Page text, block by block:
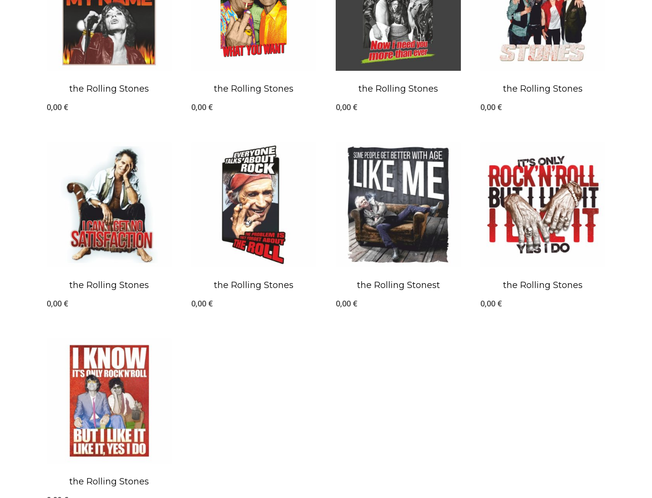
the Rolling Stones
0,00 €
the Rolling Stones
0,00 €
the Rolling Stones
0,00 €
the Rolling Stones
0,00 €
the Rolling Stones
0,00 €
the Rolling Stones
0,00 €
the Rolling Stonest
0,00 €
the Rolling Stones
0,00 €
the Rolling Stones